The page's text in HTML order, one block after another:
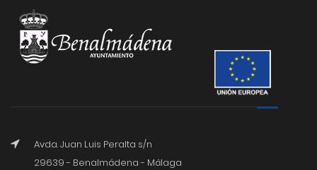
Avda. Juan Luis Peralta s/n
29639 - Benalmádena - Málaga